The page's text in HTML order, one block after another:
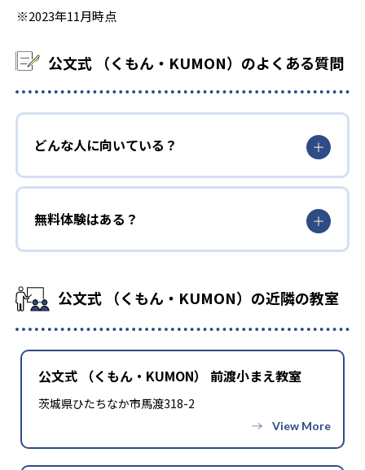
※2023年11月時点
公文式 （くもん・KUMON）のよくある質問
どんな人に向いている？
無料体験はある？
公文式 （くもん・KUMON）の近隣の教室
公文式 （くもん・KUMON） 前渡小まえ教室
茨城県ひたちなか市馬渡318-2